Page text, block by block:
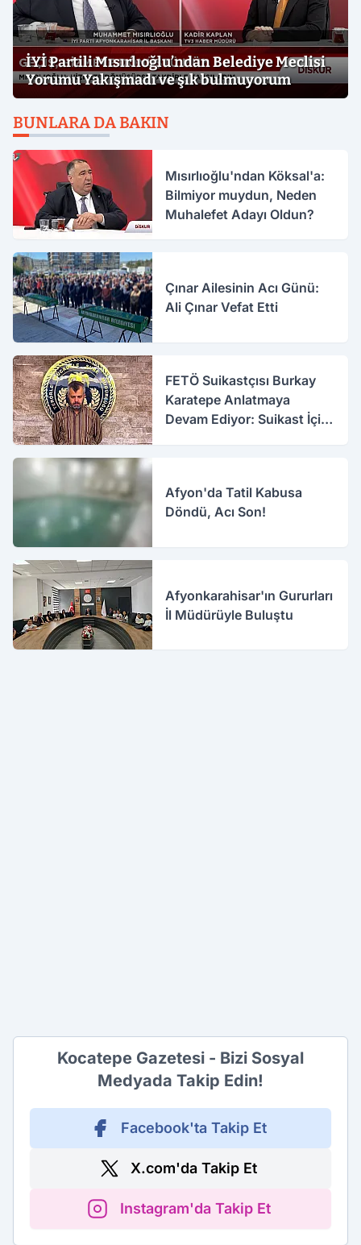
İYİ Partili Mısırlıoğlu’ndan Belediye Meclisi
Yorumu Yakışmadı ve şık bulmuyorum
BUNLARA DA BAKIN
Mısırlıoğlu'ndan Köksal'a:
Bilmiyor muydun, Neden
Muhalefet Adayı Oldun?
Çınar Ailesinin Acı Günü:
Ali Çınar Vefat Etti
FETÖ Suikastçısı Burkay
Karatepe Anlatmaya
Devam Ediyor: Suikast İçin
Afyon'da Tatil Kabusa
Döndü, Acı Son!
Afyonkarahisar'ın Gururları
İl Müdürüyle Buluştu
Kocatepe Gazetesi - Bizi Sosyal
Medyada Takip Edin!
Facebook'ta Takip Et
X.com'da Takip Et
Instagram'da Takip Et